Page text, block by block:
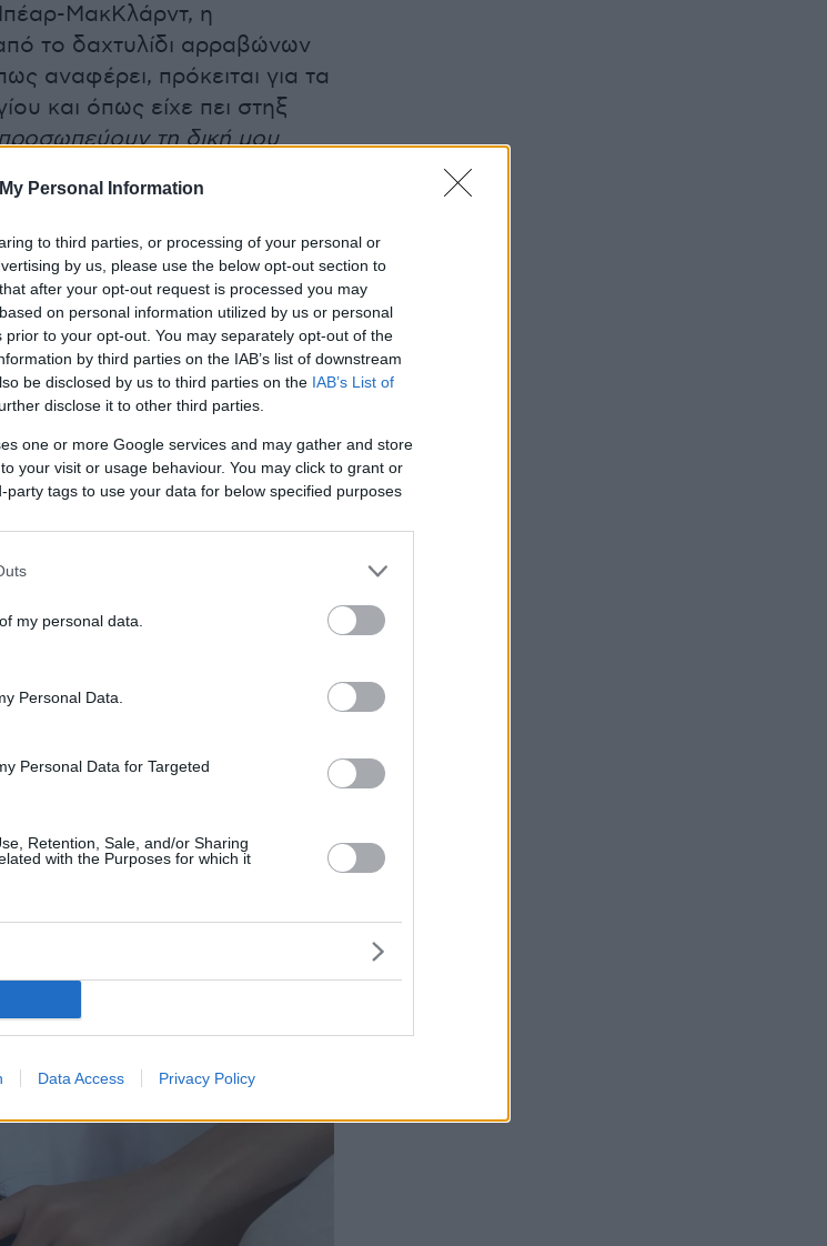
Personal Information
to third parties, or processing of your personal or
by us, please use the below opt-out section to
after your opt-out request is processed you may
on personal information utilized by us or personal
to your opt-out. You may separately opt-out of the
by third parties on the IAB’s list of downstream
be disclosed by us to third parties on the IAB’s List of
disclose it to other third parties.
one or more Google services and may gather and store
your visit or usage behaviour. You may click to grant or
tags to use your data for below specified purposes
my personal data.
Personal Data.
Personal Data for Targeted
Retention, Sale, and/or Sharing
with the Purposes for which it
Data Access Privacy Policy
ΜακΚλάρντ, η
το δαχτυλίδι αρραβώνων
αναφέρει, πρόκειται για τα
και όπως είχε πει στηξ
τη δική μου
της μόνο και μόνο επειδή
Ratajkowski (@emrata)